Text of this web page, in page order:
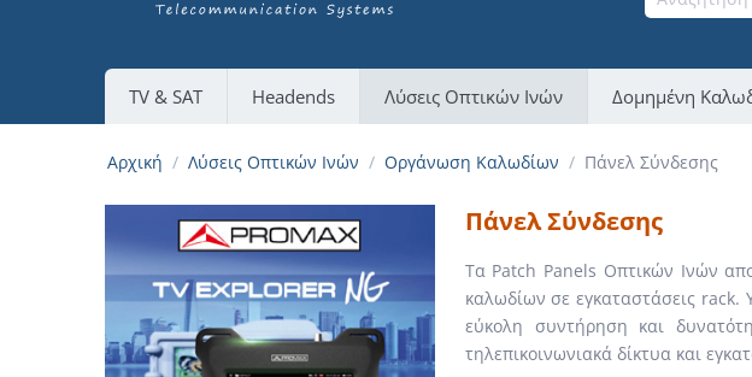
TV & SAT Headends Λύσεις Οπτικών Ινών Δομημένη
Αρχική / Λύσεις Οπτικών Ινών / Οργάνωση Καλωδίων / Πάνελ Σύνδεσης
Πάνελ Σύνδεσης
Τα Patch Panels Οπτικών Ινών
καλωδίων σε εγκαταστάσεις
εύκολη συντήρηση και
τηλεπικοινωνιακά δίκτυα και